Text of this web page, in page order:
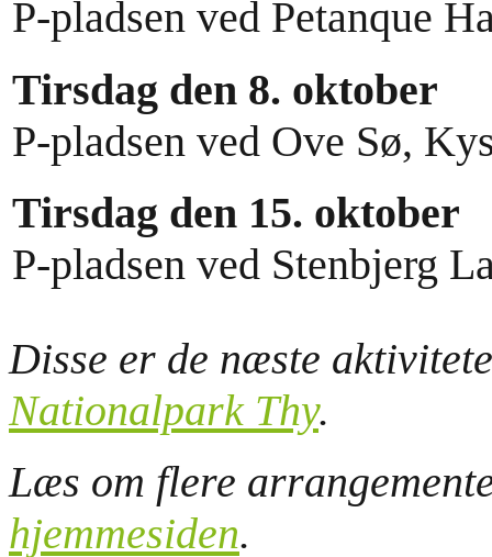
P-pladsen ved Petanque
Tirsdag den 8. oktober
P-pladsen ved Ove Sø,
Tirsdag den 15. oktober
P-pladsen ved Stenbjerg
Disse er de næste
Nationalpark Thy.
Læs om flere
hjemmesiden.